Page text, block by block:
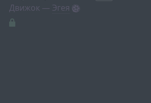
Движок — Эгея